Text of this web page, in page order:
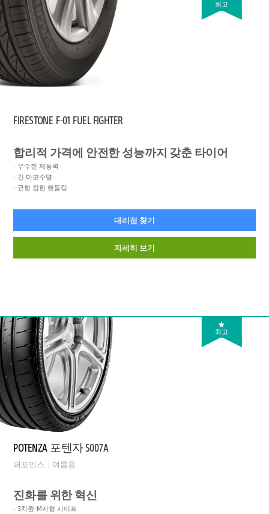
최고
FIRESTONE F-01 FUEL FIGHTER
합리적 가격에 안전한 성능까지 갖춘 타이어
우수한 제동력
긴 마모수명
균형 잡힌 핸들링
대리점 찾기
자세히 보기
최고
POTENZA 포텐자 S007A
퍼포먼스 여름용
진화를 위한 혁신
3차원-M자형 사이프